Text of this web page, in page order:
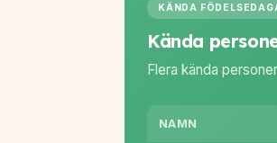
KÄNDA
Kända
Flera kända
NAMN